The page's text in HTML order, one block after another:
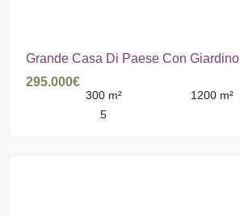
Grande Casa Di Paese Con Giardino
295.000€
300 m² 1200 m²
5